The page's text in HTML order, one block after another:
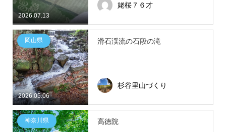
2026.07.13
姥桜７６才
2026.05.06
岡山県 滑石渓流の石段の滝
杉谷里山づくり
神奈川県 高徳院